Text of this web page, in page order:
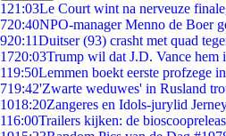
1 21:03Le Court wint na nerveuze
720:40NPO-manager Menno de Boer
920:11Duitser (93) crasht met quad
1720:03Trump wil dat J.D. Vance hem
119:50Lemmen boekt eerste profzege
719:42'Zwarte weduwes' in Rusland
1018:20Zangeres en Idols-jurylid
116:00Trailers kijken: de